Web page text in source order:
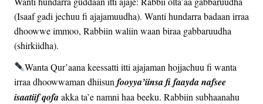
(Isaaf gadi jechuu fi ajajamuudha). Wanti hundarra badaan irraa
dhoowwe immoo, Rabbiin waliin waan biraa gabbaruudha
(shirkiidha).
Wanta Qur’aana keessatti itti ajajaman hojjachuu fi wanta
irraa dhoowwaman dhiisun fooyya’iinsa fi faayda nafsee
isaatiif qofaakka ta’e namni haa beeku. Rabbiin subhaanahu